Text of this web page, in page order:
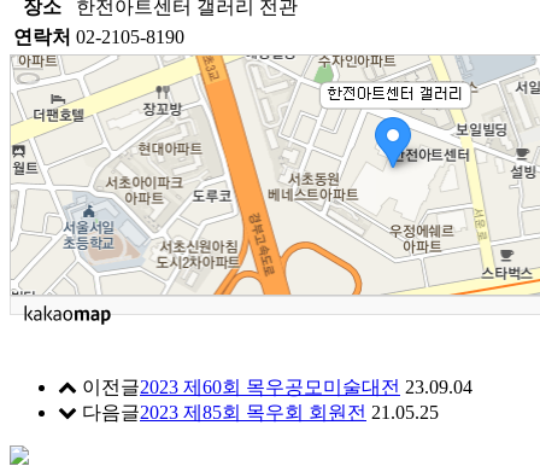
장소
한전아트센터 갤러리 전관
연락처 02-2105-8190
이전글2023 제60회 목우공모미술대전 23.09.04
다음글2023 제85회 목우회 회원전 21.05.25